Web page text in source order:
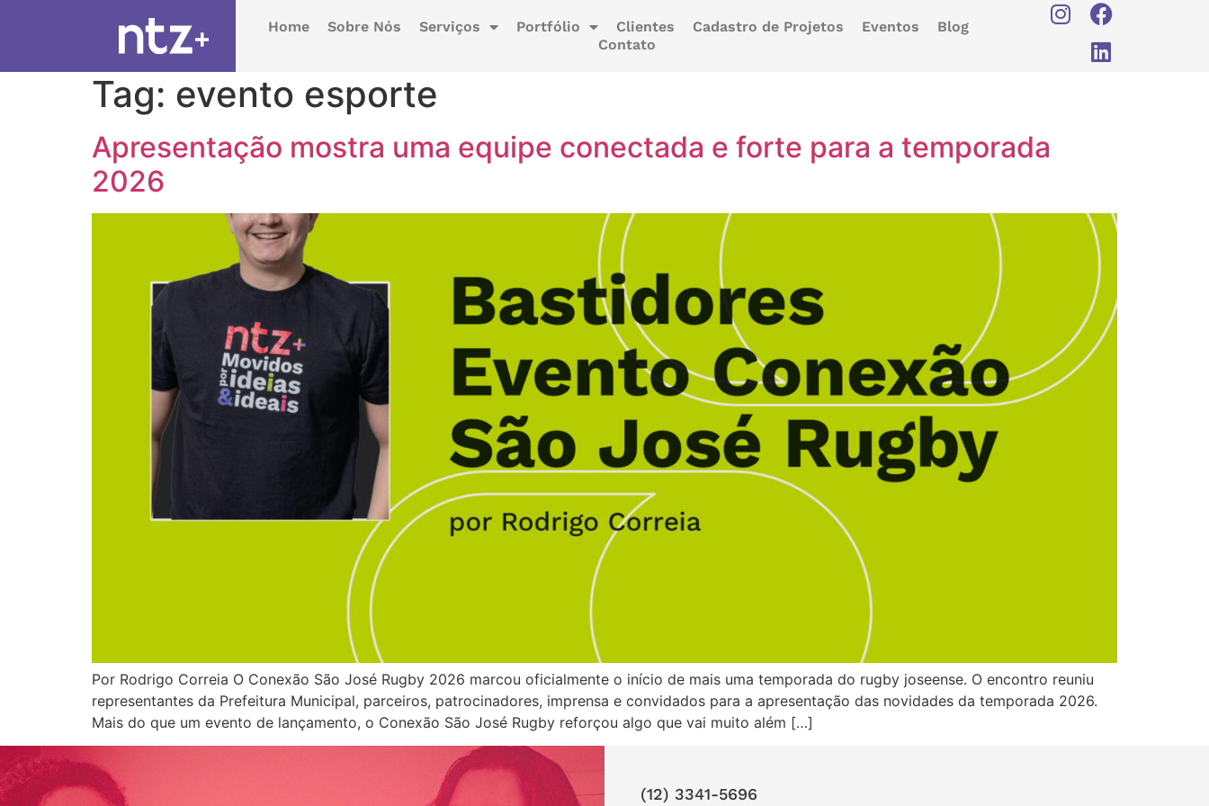
Home Sobre Nós Serviços Portfólio Clientes Cadastro de Projetos Eventos
Blog
Contato
Tag: evento esporte
Apresentação mostra uma equipe conectada e forte para a temporada
2026
Por Rodrigo Correia O Conexão São José Rugby 2026 marcou oficialmente o início de mais uma temporada do rugby joseense. O encontro reuniu
representantes da Prefeitura Municipal, parceiros, patrocinadores, imprensa e convidados para a apresentação das novidades da temporada 2026.
Mais do que um evento de lançamento, o Conexão São José Rugby reforçou algo que vai muito além […]
(12) 3341-5696